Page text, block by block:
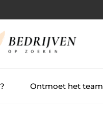
Ontmoet het team